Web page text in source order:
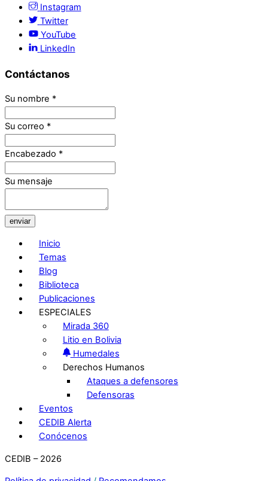
Instagram
Twitter
YouTube
LinkedIn
Contáctanos
Su nombre *
Su correo *
Encabezado *
Su mensaje
enviar
Inicio
Temas
Blog
Biblioteca
Publicaciones
ESPECIALES
Mirada 360
Litio en Bolivia
Humedales
Derechos Humanos
Ataques a defensores
Defensoras
Eventos
CEDIB Alerta
Conócenos
CEDIB – 2026